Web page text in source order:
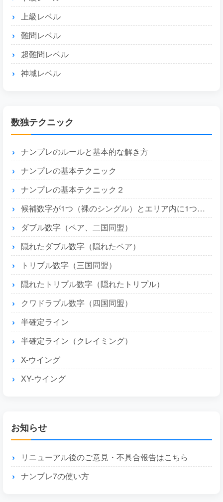
上級レベル
難問レベル
超難問レベル
神域レベル
数独テクニック
ナンプレのルールと基本的な解き方
ナンプレの基本テクニック
ナンプレの基本テクニック２
候補数字が1つ（裸のシングル）とエリア内に1つ（隠れたシングル）
ダブル数字（ペア、二国同盟）
隠れたダブル数字（隠れたペア）
トリプル数字（三国同盟）
隠れたトリプル数字（隠れたトリプル）
クワドラプル数字（四国同盟）
半確定ライン
半確定ライン（クレイミング）
X-ウイング
XY-ウイング
お知らせ
リニューアル後のご意見・不具合報告はこちら
ナンプレ7の使い方